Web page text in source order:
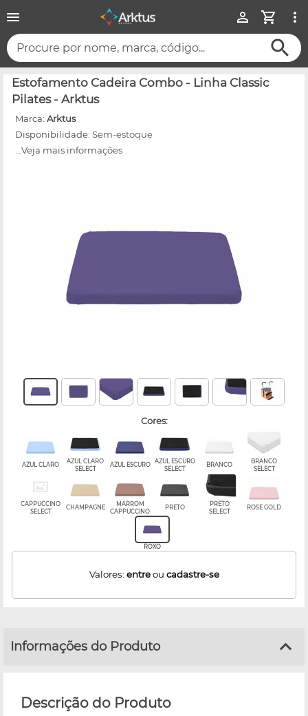
Procure por nome, marca, código...
Estofamento Cadeira Combo - Linha Classic
Pilates - Arktus
Marca: Arktus
Disponibilidade: Sem-estoque
...Veja mais informações
cores:
AZUL CLARO
AZUL CLARO
SELECT
AZUL ESCURO
AZUL ESCURO
SELECT
BRANCO
BRANCO
SELECT
CAPPUCCINO
SELECT
CHAMPAGNE
MARROM
CAPPUCCINO
PRETO
PRETO
SELECT
ROSE GOLD
ROXO
Valores: entreou cadastre-se
Informações do Produto
Descrição do Produto